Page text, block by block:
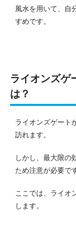
風水を用いて、自
すめです。
ライオンズゲ
は？
ライオンズゲート
訪れます。
しかし、最大限の
ため注意が必要で
ここでは、ライオ
します。